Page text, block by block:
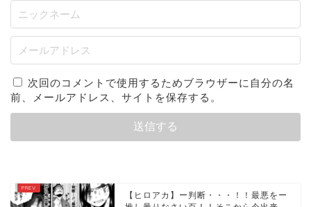
次回のコメントで使用するためブラウザーに自分の名
前、メールアドレス、サイトを保存する。
【ヒロアカ】ー判断・・・！！最悪をー